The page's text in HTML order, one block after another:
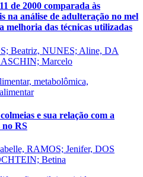
de 2000 comparada às
na análise de adulteração no mel
melhoria das técnicas utilizadas
Beatriz, NUNES; Aline, DA
Marcelo
metabolômica,
e sua relação com a
no RS
RAMOS; Jenifer, DOS
Betina